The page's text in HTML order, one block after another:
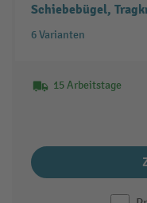
Schiebebügel,
6 Varianten
15 Arbeitstage